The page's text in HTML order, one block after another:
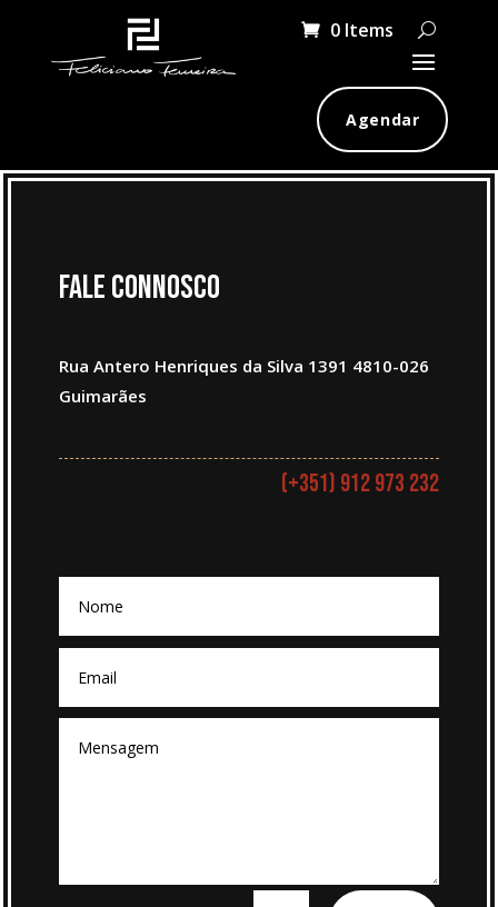
0 Items
Agendar
fale connosco
Rua Antero Henriques da Silva 1391 4810-026
Guimarães
(+351) 912 973 232